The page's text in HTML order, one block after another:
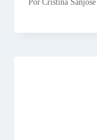
Por Cristina Sanjose